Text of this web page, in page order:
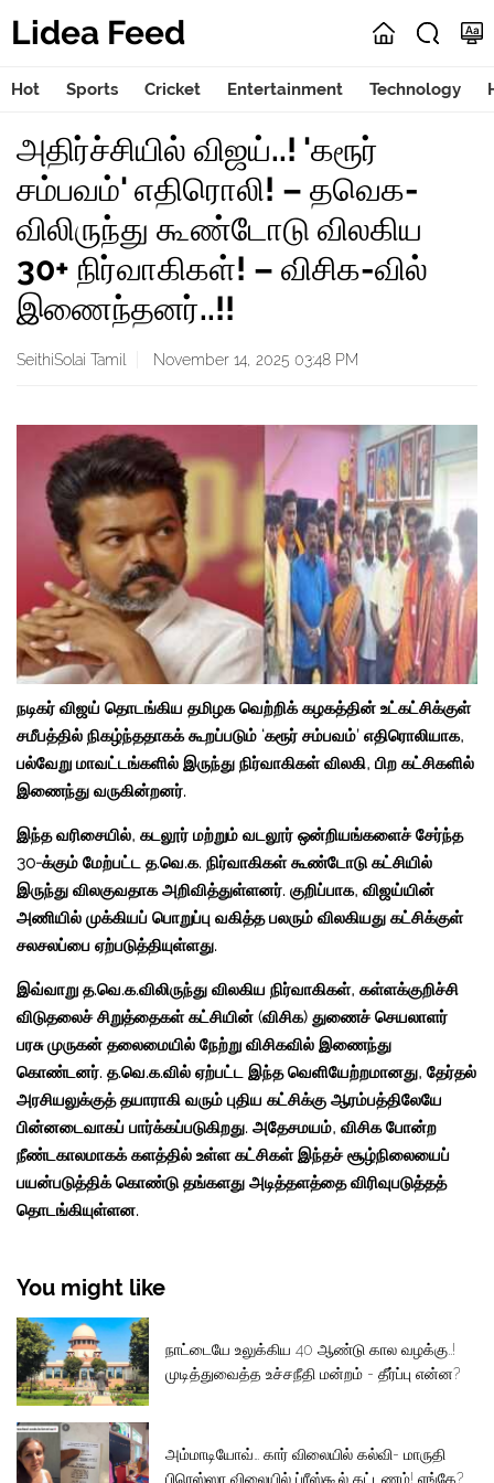
Lidea Feed
Hot Sports Cricket Entertainment Technology
அதிர்ச்சியில் விஜய்..! 'கரூர்
சம்பவம்' எதிரொலி! – தவெக-
விலிருந்து கூண்டோடு விலகிய
30+ நிர்வாகிகள்! – விசிக-வில்
இணைந்தனர்..!!
SeithiSolai Tamil November 14, 2025 03:48 PM
நடிகர் விஜய் தொடங்கிய தமிழக வெற்றிக் கழகத்தின் உட்கட்சிக்குள்
சமீபத்தில் நிகழ்ந்ததாகக் கூறப்படும் ‘கரூர் சம்பவம்’ எதிரொலியாக,
பல்வேறு மாவட்டங்களில் இருந்து நிர்வாகிகள் விலகி, பிற கட்சிகளில்
இணைந்து வருகின்றனர்.
இந்த வரிசையில், கடலூர் மற்றும் வடலூர் ஒன்றியங்களைச் சேர்ந்த
30-க்கும் மேற்பட்ட த.வெ.க. நிர்வாகிகள் கூண்டோடு கட்சியில்
இருந்து விலகுவதாக அறிவித்துள்ளனர். குறிப்பாக, விஜய்யின்
அணியில் முக்கியப் பொறுப்பு வகித்த பலரும் விலகியது கட்சிக்குள்
சலசலப்பை ஏற்படுத்தியுள்ளது.
இவ்வாறு த.வெ.க.விலிருந்து விலகிய நிர்வாகிகள், கள்ளக்குறிச்சி
விடுதலைச் சிறுத்தைகள் கட்சியின் (விசிக) துணைச் செயலாளர்
பரசு முருகன் தலைமையில் நேற்று விசிகவில் இணைந்து
கொண்டனர். த.வெ.க.வில் ஏற்பட்ட இந்த வெளியேற்றமானது, தேர்தல்
அரசியலுக்குத் தயாராகி வரும் புதிய கட்சிக்கு ஆரம்பத்திலேயே
பின்னடைவாகப் பார்க்கப்படுகிறது. அதேசமயம், விசிக போன்ற
நீண்டகாலமாகக் களத்தில் உள்ள கட்சிகள் இந்தச் சூழ்நிலையைப்
பயன்படுத்திக் கொண்டு தங்களது அடித்தளத்தை விரிவுபடுத்தத்
தொடங்கியுள்ளன.
You might like
நாட்டையே உலுக்கிய 40 ஆண்டு கால வழக்கு..!
முடித்துவைத்த உச்சநீதி மன்றம் - தீர்ப்பு என்ன?
அம்மாடியோவ்… கார் விலையில் கல்வி- மாருதி
பிரெஸ்ஸா விலையில் ப்ரீஸ்கூல் கட்டணம்! எங்கே?